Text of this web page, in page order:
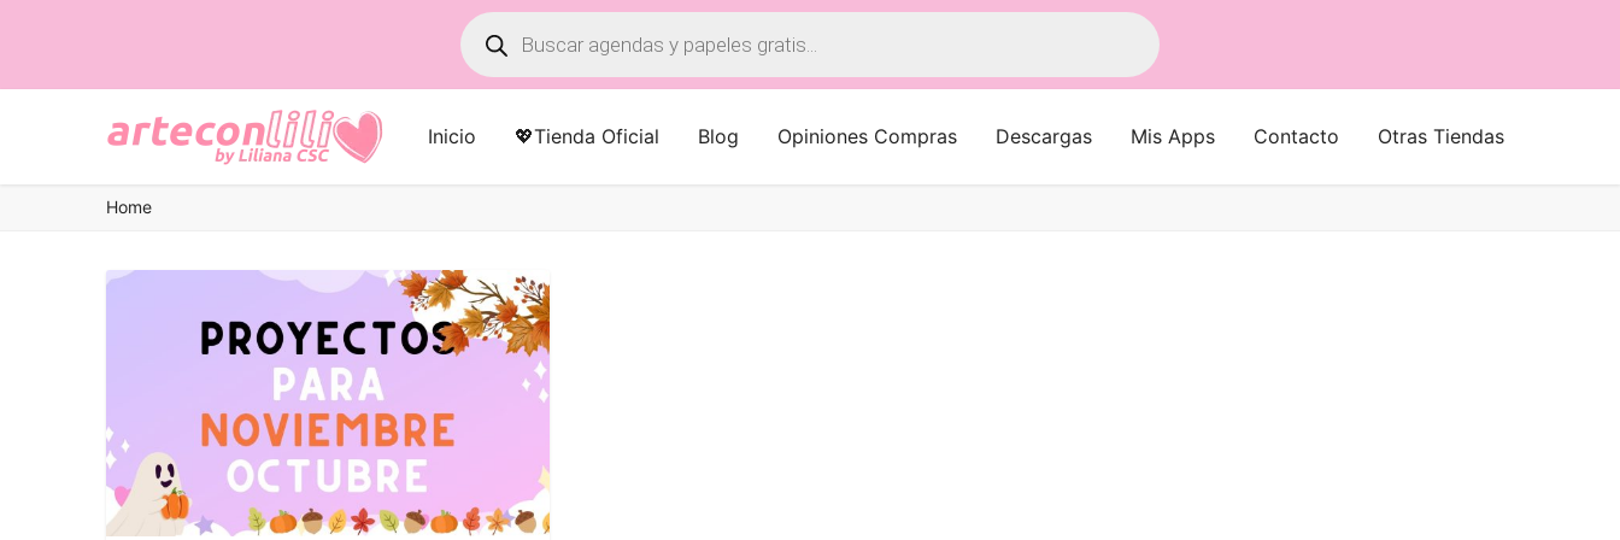
Búsqueda
de
productos
Inicio 💖Tienda Oficial Blog Opiniones Compras Descargas Mis Apps Contacto Otras Tiendas
Home